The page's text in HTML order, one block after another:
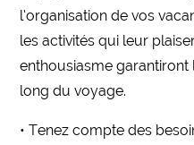
l’organisation de vos
les activités qui leur
enthousiasme
long du voyage.
• Tenez compte des